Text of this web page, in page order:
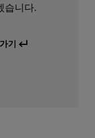
습니다.
기